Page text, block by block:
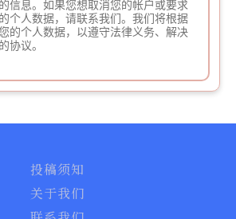
信息。如果您想取消您的帐户或要求
个人数据，请联系我们。我们将根据
的个人数据，以遵守法律义务、解决
协议。
投稿须知
关于我们